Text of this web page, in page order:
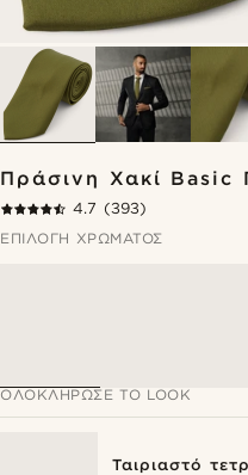
Πράσινη Χακί Basic
4.7 (393)
ΕΠΙΛΟΓΉ ΧΡΏΜΑΤΟΣ
ΟΛΟΚΛΉΡΩΣΕ ΤΟ LOOK
Ταιριαστό